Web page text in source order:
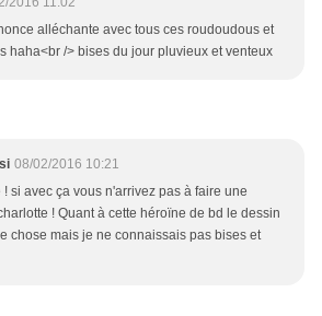
alléchante avec tous ces roudoudous et
haha<br /> bises du jour pluvieux et venteux
08/02/2016 10:21
si avec ça vous n'arrivez pas à faire une
! Quant à cette héroïne de bd le dessin
chose mais je ne connaissais pas bises et